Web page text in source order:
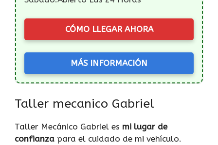
CÓMO LLEGAR AHORA
MÁS INFORMACIÓN
Taller mecanico Gabriel
Taller Mecánico Gabriel es mi lugar de
confianza para el cuidado de mi vehículo.